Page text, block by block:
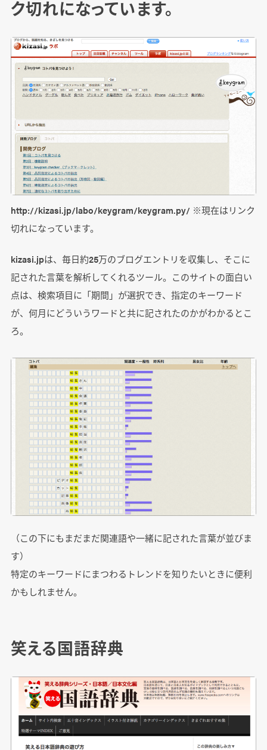
ク切れになっています。
http://kizasi.jp/labo/keygram/keygram.py/ ※現在はリンク
切れになっています。
kizasi.jpは、毎日約25万のブログエントリを収集し、そこに
記された言葉を解析してくれるツール。このサイトの面白い
点は、検索項目に「期間」が選択でき、指定のキーワード
が、何月にどういうワードと共に記されたのかがわかるとこ
ろ。
（この下にもまだまだ関連語や一緒に記された言葉が並びま
す）
特定のキーワードにまつわるトレンドを知りたいときに便利
かもしれません。
笑える国語辞典